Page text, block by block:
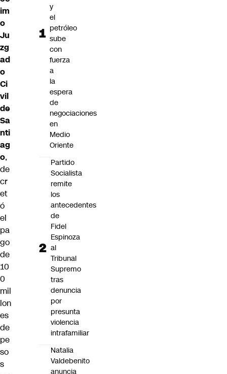
im
o
Ju
zg
ad
o
Ci
vil
de
Sa
nti
ag
o,
de
cr
et
ó
el
pa
go
de
10
0
mil
lon
es
de
pe
so
s
y
el
petróleo
sube
con
fuerza
a
la
espera
de
negociaciones
en
Medio
Oriente
Partido
Socialista
remite
los
antecedentes
de
Fidel
Espinoza
al
Tribunal
Supremo
tras
denuncia
por
presunta
violencia
intrafamiliar
Natalia
Valdebenito
anuncia